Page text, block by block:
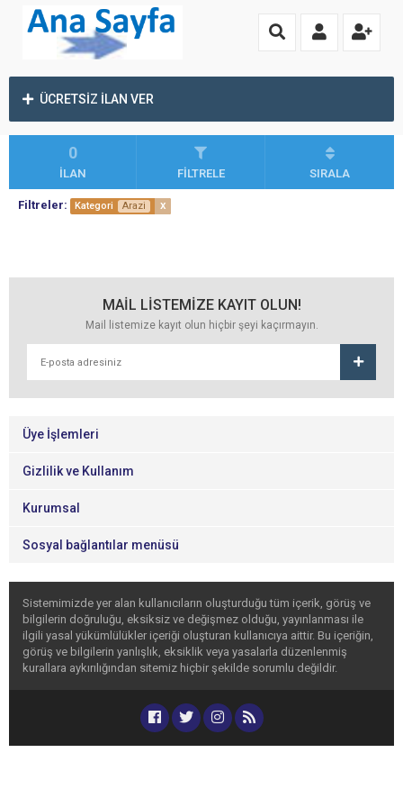
ÜCRETSİZ İLAN VER
0
İLAN FİLTRELE SIRALA
Filtreler: Kategori Arazi x
MAİL LİSTEMİZE KAYIT OLUN!
Mail listemize kayıt olun hiçbir şeyi kaçırmayın.
Üye İşlemleri
Gizlilik ve Kullanım
Kurumsal
Sosyal bağlantılar menüsü
Sistemimizde yer alan kullanıcıların oluşturduğu tüm içerik, görüş ve
bilgilerin doğruluğu, eksiksiz ve değişmez olduğu, yayınlanması ile
ilgili yasal yükümlülükler içeriği oluşturan kullanıcıya aittir. Bu içeriğin,
görüş ve bilgilerin yanlışlık, eksiklik veya yasalarla düzenlenmiş
kurallara aykırılığından sitemiz hiçbir şekilde sorumlu değildir.